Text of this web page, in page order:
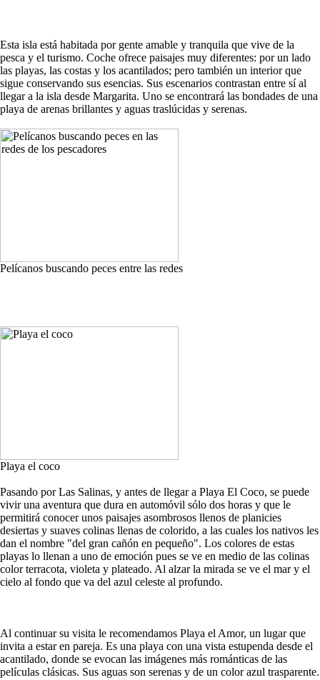
Esta isla está habitada por gente amable y tranquila que vive de la
pesca y el turismo. Coche ofrece paisajes muy diferentes: por un lado
las playas, las costas y los acantilados; pero también un interior que
sigue conservando sus esencias. Sus escenarios contrastan entre sí al
llegar a la isla desde Margarita. Uno se encontrará las bondades de una
playa de arenas brillantes y aguas traslúcidas y serenas.
Pelícanos buscando peces entre las redes
Playa el coco
Pasando por Las Salinas, y antes de llegar a Playa El Coco, se puede
vivir una aventura que dura en automóvil sólo dos horas y que le
permitirá conocer unos paisajes asombrosos llenos de planicies
desiertas y suaves colinas llenas de colorido, a las cuales los nativos les
dan el nombre "del gran cañón en pequeño". Los colores de estas
playas lo llenan a uno de emoción pues se ve en medio de las colinas
color terracota, violeta y plateado. Al alzar la mirada se ve el mar y el
cielo al fondo que va del azul celeste al profundo.
Al continuar su visita le recomendamos Playa el Amor, un lugar que
invita a estar en pareja. Es una playa con una vista estupenda desde el
acantilado, donde se evocan las imágenes más románticas de las
películas clásicas. Sus aguas son serenas y de un color azul trasparente.